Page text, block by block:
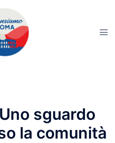
sguardo
la comunità